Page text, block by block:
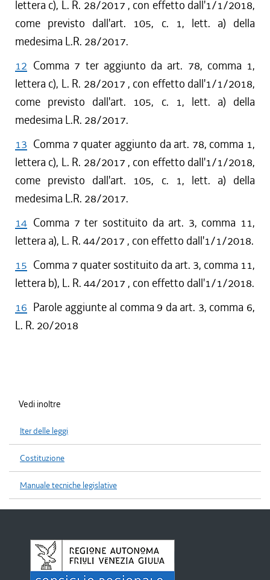
lettera c), L. R. 28/2017 , con effetto dall'1/1/2018,
come previsto dall'art. 105, c. 1, lett. a) della
medesima L.R. 28/2017.
12 Comma 7 ter aggiunto da art. 78, comma 1,
lettera c), L. R. 28/2017 , con effetto dall'1/1/2018,
come previsto dall'art. 105, c. 1, lett. a) della
medesima L.R. 28/2017.
13 Comma 7 quater aggiunto da art. 78, comma 1,
lettera c), L. R. 28/2017 , con effetto dall'1/1/2018,
come previsto dall'art. 105, c. 1, lett. a) della
medesima L.R. 28/2017.
14 Comma 7 ter sostituito da art. 3, comma 11,
lettera a), L. R. 44/2017 , con effetto dall'1/1/2018.
15 Comma 7 quater sostituito da art. 3, comma 11,
lettera b), L. R. 44/2017 , con effetto dall'1/1/2018.
16 Parole aggiunte al comma 9 da art. 3, comma 6,
L. R. 20/2018
Vedi inoltre
Iter delle leggi
Costituzione
Manuale tecniche legislative